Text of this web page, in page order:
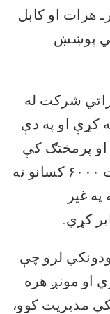
هرات او کابل
پوښښ
شرکت له
کړې او په دې
او پرمختګ کې
رغنده رول لوبولی دی، دې شرکت ۶۰۰۰ کسانو ته
ته په غیر
کړي.
پېرودونکي لرو چې
او مونږ هره
مدیریت کوو،